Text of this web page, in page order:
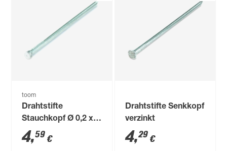
toom
Drahtstifte
Stauchkopf Ø 0,2 x 4
cm
4,59 €
Drahtstifte Senkkopf
verzinkt
4,29 €